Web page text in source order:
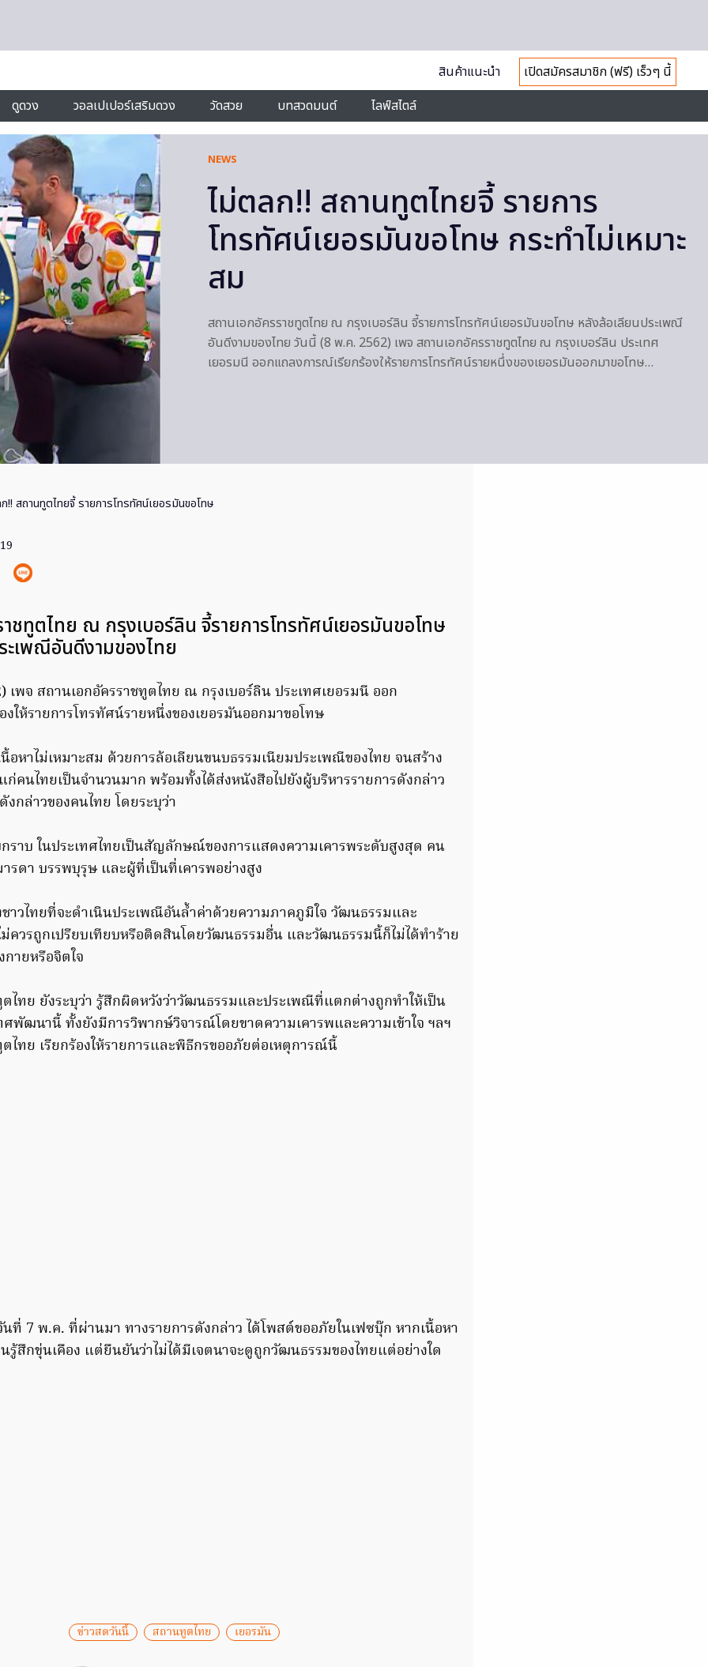
สินค้าแนะนำ
เปิดสมัครสมาชิก (ฟรี) เร็วๆ นี้
ดูดวง
วอลเปเปอร์เสริมดวง วัดสวย บทสวดมนต์ ไลฟ์สไตล์
NEWS
ไม่ตลก!! สถานทูตไทยจี้ รายการ
โทรทัศน์เยอรมันขอโทษ กระทำไม่เหมาะ
สม
สถานเอกอัครราชทูตไทย ณ กรุงเบอร์ลิน จี้รายการโทรทัศน์เยอรมันขอโทษ หลังล้อเลียนประเพณี
อันดีงามของไทย วันนี้ (8 พ.ค. 2562) เพจ สถานเอกอัครราชทูตไทย ณ กรุงเบอร์ลิน ประเทศ
เยอรมนี ออกแถลงการณ์เรียกร้องให้รายการโทรทัศน์รายหนึ่งของเยอรมันออกมาขอโทษ…
สถานทูตไทยจี้ รายการโทรทัศน์เยอรมันขอโทษ
ชทูตไทย ณ กรุงเบอร์ลิน จี้รายการโทรทัศน์เยอรมันขอโทษ
ะเพณีอันดีงามของไทย
เพจ สถานเอกอัครราชทูตไทย ณ กรุงเบอร์ลิน ประเทศเยอรมนี ออก
ให้รายการโทรทัศน์รายหนึ่งของเยอรมันออกมาขอโทษ
อหาไม่เหมาะสม ด้วยการล้อเลียนขนบธรรมเนียมประเพณีของไทย จนสร้าง
ก่คนไทยเป็นจำนวนมาก พร้อมทั้งได้ส่งหนังสือไปยังผู้บริหารรายการดังกล่าว
กล่าวของคนไทย โดยระบุว่า
ราบ ในประเทศไทยเป็นสัญลักษณ์ของการแสดงความเคารพระดับสูงสุด คน
รดา บรรพบุรุษ และผู้ที่เป็นที่เคารพอย่างสูง
าวไทยที่จะดำเนินประเพณีอันล้ำค่าด้วยความภาคภูมิใจ วัฒนธรรมและ
ควรถูกเปรียบเทียบหรือติดสินโดยวัฒนธรรมอื่น และวัฒนธรรมนี้ก็ไม่ได้ทำร้าย
กายหรือจิตใจ
ไทย ยังระบุว่า รู้สึกผิดหวังว่าวัฒนธรรมและประเพณีที่แตกต่างถูกทำให้เป็น
ศพัฒนานี้ ทั้งยังมีการวิพากษ์วิจารณ์โดยขาดความเคารพและความเข้าใจ ฯลฯ
ไทย เรียกร้องให้รายการและพิธีกรขออภัยต่อเหตุการณ์นี้
นที่ 7 พ.ค. ที่ผ่านมา ทางรายการดังกล่าว ได้โพสต์ขออภัยในเฟซบุ๊ก หากเนื้อหา
รู้สึกขุ่นเคือง แต่ยืนยันว่าไม่ได้มีเจตนาจะดูถูกวัฒนธรรมของไทยแต่อย่างใด
ข่าวสดวันนี้ สถานทูตไทย เยอรมัน